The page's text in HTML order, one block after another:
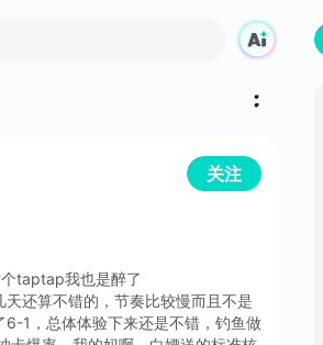
关注
taptap我也是醉了
还算不错的，节奏比较慢而且不是
1，总体体验下来还是不错，钓鱼做